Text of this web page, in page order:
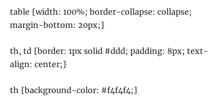
table {width: 100%; border-collapse: collapse;
margin-bottom: 20px;}
th, td {border: 1px solid #ddd; padding: 8px; text-
align: center;}
th {background-color: #f4f4f4;}